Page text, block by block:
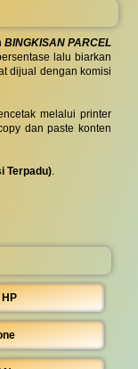
BINGKISAN PARCEL
lalu biarkan
dijual dengan komisi
melalui printer
dan paste konten
Terpadu).